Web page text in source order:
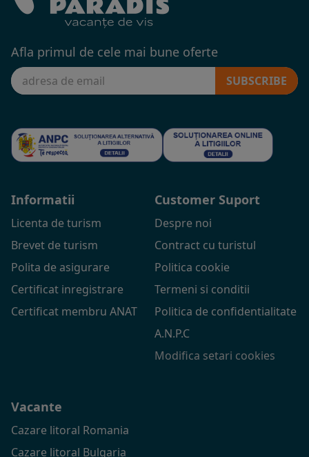
Afla primul de cele mai bune oferte
SUBSCRIBE
Informatii
Licenta de turism
Brevet de turism
Polita de asigurare
Certificat inregistrare
Certificat membru ANAT
Customer Suport
Despre noi
Contract cu turistul
Politica cookie
Termeni si conditii
Politica de confidentialitate
A.N.P.C
Modifica setari cookies
Vacante
Cazare litoral Romania
Cazare litoral Bulgaria